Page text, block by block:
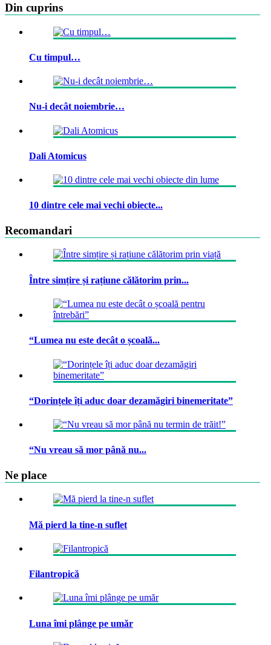
Din cuprins
Cu timpul…
Nu-i decât noiembrie…
Dali Atomicus
10 dintre cele mai vechi obiecte...
Recomandari
Între simțire și rațiune călătorim prin...
“Lumea nu este decât o școală...
“Dorințele îți aduc doar dezamăgiri binemeritate”
“Nu vreau să mor până nu...
Ne place
Mă pierd la tine-n suflet
Filantropică
Luna îmi plânge pe umăr